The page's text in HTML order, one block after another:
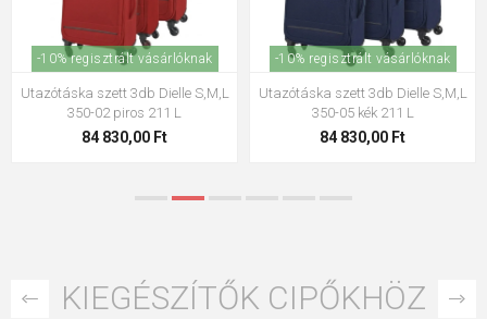
-10% regisztrált vásárlóknak
Utazótáska szett 3db Dielle S,M,L
350-02 piros 211 L
84 830,00 Ft
-10% regisztrált vásárlóknak
Utazótáska szett 3db Dielle S,M,L
350-05 kék 211 L
84 830,00 Ft
KIEGÉSZÍTŐK CIPŐKHÖZ